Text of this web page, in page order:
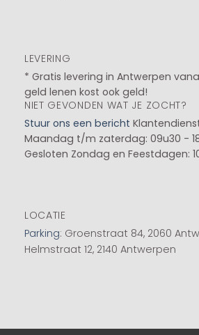
LEVERING
* Gratis levering in Antwerpen
geld lenen kost ook geld!
NIET GEVONDEN WAT JE ZOCHT?
Stuur ons een bericht
Maandag t/m zaterdag: 09u30 -
Gesloten Zondag en Feestdagen:
LOCATIE
Parking: Groenstraat 84, 2060
Helmstraat 12, 2140 Antwerpen